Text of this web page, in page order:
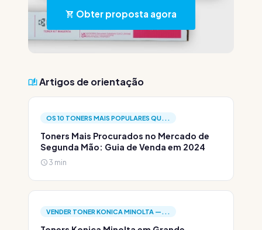
Obter proposta agora
Artigos de orientação
OS 10 TONERS MAIS POPULARES QU...
Toners Mais Procurados no Mercado de
Segunda Mão: Guia de Venda em 2024
3 min
VENDER TONER KONICA MINOLTA —...